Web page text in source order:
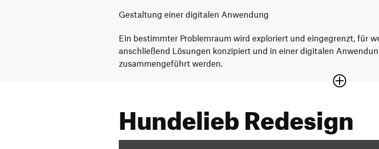
Gestaltung einer digitalen Anwendung
Ein bestimmter Problemraum wird exploriert und eingegrenzt, für
anschließend Lösungen konzipiert und in einer digitalen
zusammengeführt werden.
Hundelieb Redesign